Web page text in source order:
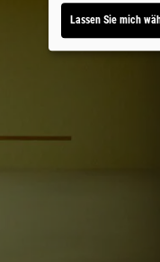
Lassen Sie mich